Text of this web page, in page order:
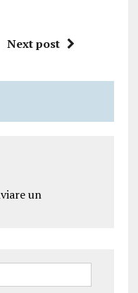
Next post
un